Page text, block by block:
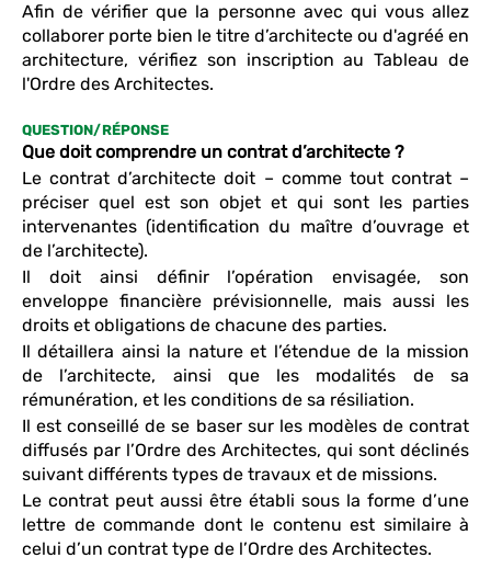
Afin de vérifier que la personne avec qui vous allez
collaborer porte bien le titre d’architecte ou d'agréé en
architecture, vérifiez son inscription au Tableau de
l'Ordre des Architectes.
QUESTION/RÉPONSE
Que doit comprendre un contrat d’architecte ?
Le contrat d’architecte doit – comme tout contrat –
préciser quel est son objet et qui sont les parties
intervenantes (identification du maître d’ouvrage et
de l’architecte).
Il doit ainsi définir l’opération envisagée, son
enveloppe financière prévisionnelle, mais aussi les
droits et obligations de chacune des parties.
Il détaillera ainsi la nature et l’étendue de la mission
de l’architecte, ainsi que les modalités de sa
rémunération, et les conditions de sa résiliation.
Il est conseillé de se baser sur les modèles de contrat
diffusés par l’Ordre des Architectes, qui sont déclinés
suivant différents types de travaux et de missions.
Le contrat peut aussi être établi sous la forme d’une
lettre de commande dont le contenu est similaire à
celui d’un contrat type de l’Ordre des Architectes.